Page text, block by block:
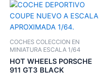
COCHES COLECCION EN
MINIATURA ESCALA 1/64
HOT WHEELS PORSCHE
911 GT3 BLACK